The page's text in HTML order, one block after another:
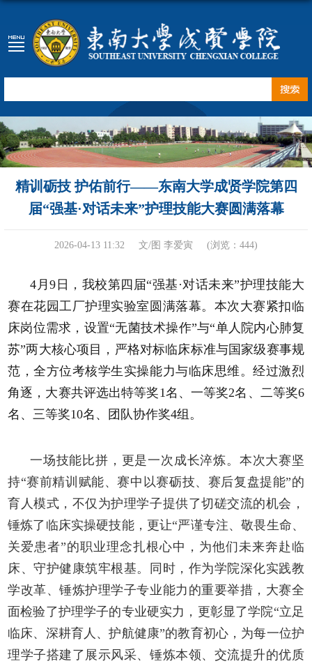
精训砺技 护佑前行——东南大学成贤学院第四
届“强基·对话未来”护理技能大赛圆满落幕
2026-04-13 11:32 文/图 李爱寅 (浏览： 444)
4月9日，我校第四届“强基·对话未来”护理技能大
赛在花园工厂护理实验室圆满落幕。本次大赛紧扣临
床岗位需求，设置“无菌技术操作”与“单人院内心肺复
苏”两大核心项目，严格对标临床标准与国家级赛事规
范，全方位考核学生实操能力与临床思维。经过激烈
角逐，大赛共评选出特等奖1名、一等奖2名、二等奖6
名、三等奖10名、团队协作奖4组。
一场技能比拼，更是一次成长淬炼。本次大赛坚
持“赛前精训赋能、赛中以赛砺技、赛后复盘提能”的
育人模式，不仅为护理学子提供了切磋交流的机会，
锤炼了临床实操硬技能，更让“严谨专注、敬畏生命、
关爱患者”的职业理念扎根心中，为他们未来奔赴临
床、守护健康筑牢根基。同时，作为学院深化实践教
学改革、锤炼护理学子专业能力的重要举措，大赛全
面检验了护理学子的专业硬实力，更彰显了学院“立足
临床、深耕育人、护航健康”的教育初心，为每一位护
理学子搭建了展示风采、锤炼本领、交流提升的优质